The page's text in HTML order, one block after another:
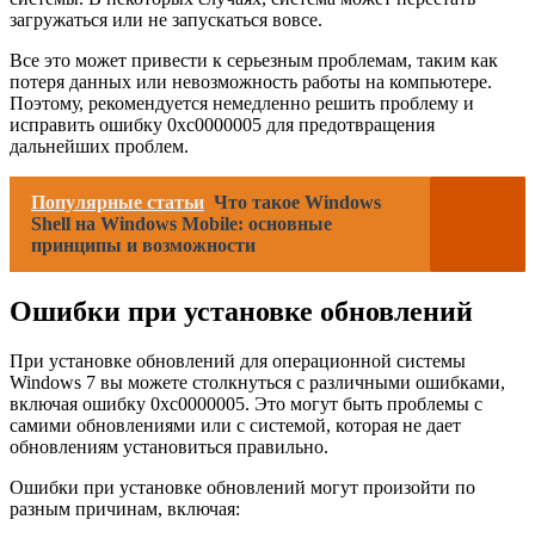
загружаться или не запускаться вовсе.
Все это может привести к серьезным проблемам, таким как
потеря данных или невозможность работы на компьютере.
Поэтому, рекомендуется немедленно решить проблему и
исправить ошибку 0xc0000005 для предотвращения
дальнейших проблем.
Популярные статьи Что такое Windows
Shell на Windows Mobile: основные
принципы и возможности
Ошибки при установке обновлений
При установке обновлений для операционной системы
Windows 7 вы можете столкнуться с различными ошибками,
включая ошибку 0xc0000005. Это могут быть проблемы с
самими обновлениями или с системой, которая не дает
обновлениям установиться правильно.
Ошибки при установке обновлений могут произойти по
разным причинам, включая: